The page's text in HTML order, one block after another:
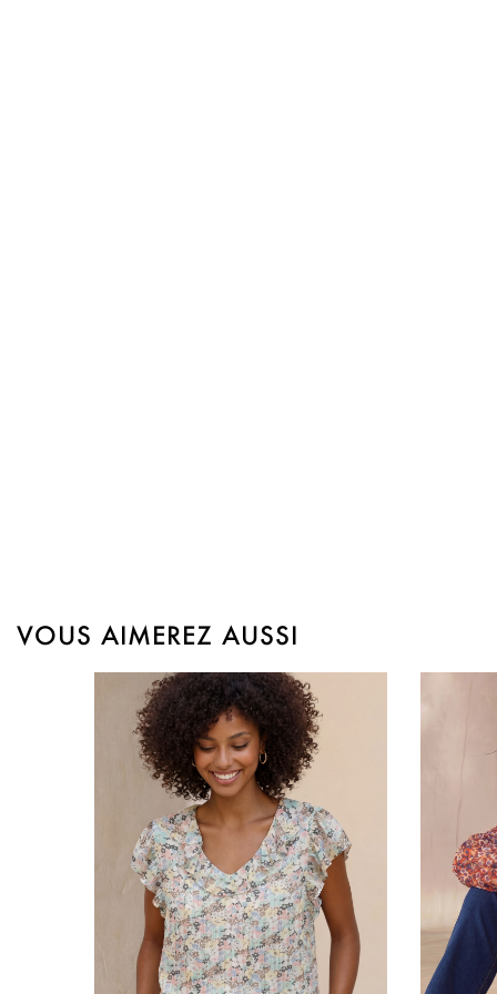
VOUS AIMEREZ AUSSI